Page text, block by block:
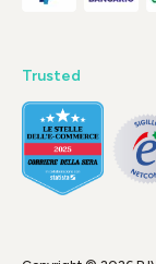
Trusted